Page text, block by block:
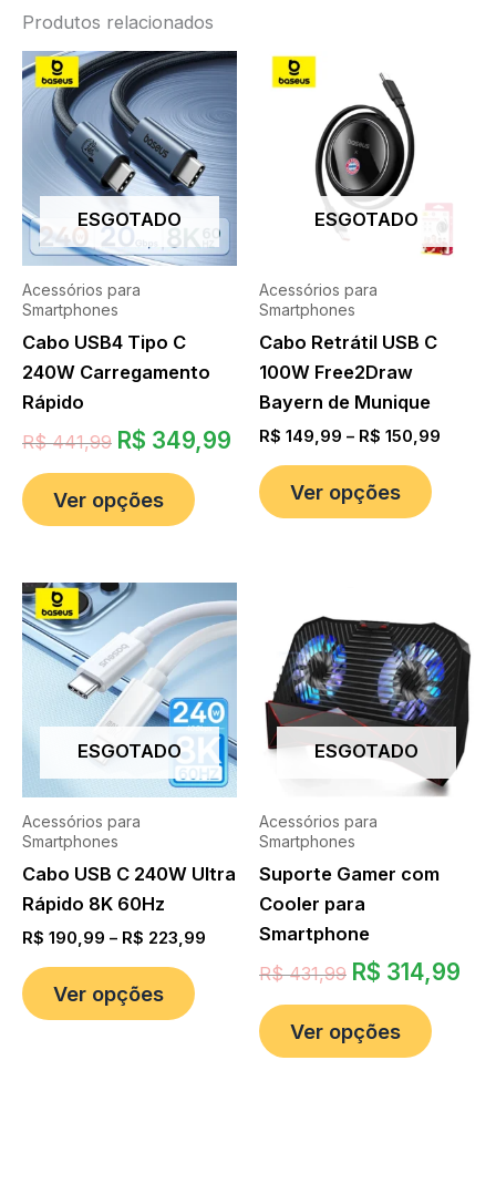
Produtos relacionados
ESGOTADO
Acessórios para
Smartphones
Cabo USB4 Tipo C
240W Carregamento
Rápido
R$441,99 R$ 349,99
Ver opções
ESGOTADO
Acessórios para
Smartphones
Cabo Retrátil USB C
100W Free2Draw
Bayern de Munique
R$ 149,99 – R$ 150,99
Ver opções
ESGOTADO
Acessórios para
Smartphones
Cabo USB C 240W Ultra
Rápido 8K 60Hz
R$ 190,99 – R$ 223,99
Ver opções
ESGOTADO
Acessórios para
Smartphones
Suporte Gamer com
Cooler para
Smartphone
R$431,99 R$ 314,99
Ver opções